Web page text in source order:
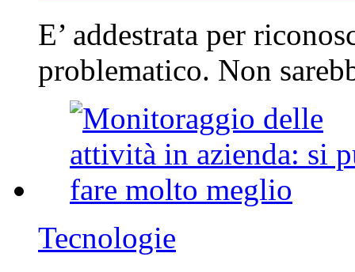
E’ addestrata per
problematico. Non
Tecnologie